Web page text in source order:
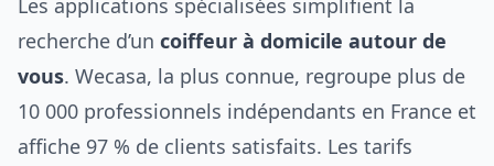
Les applications spécialisées simplifient la
recherche d’un coiffeur à domicile autour de
vous. Wecasa, la plus connue, regroupe plus de
10 000 professionnels indépendants en France et
affiche 97 % de clients satisfaits. Les tarifs